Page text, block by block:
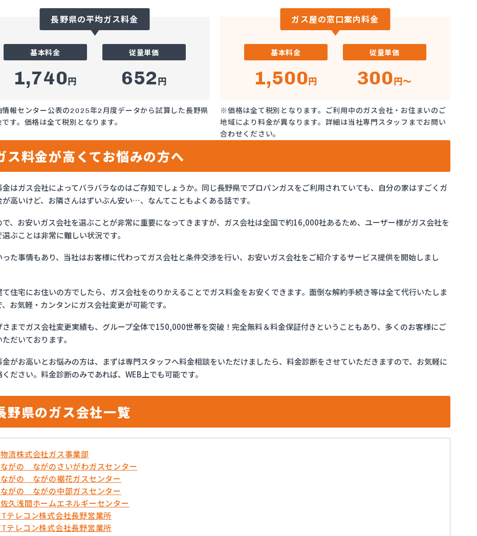
長野県の平均ガス料金
基本料金
1,740円
従量単価
652円
報センター公表の2025年2月度データから試算した長野県
す。価格は全て税別となります。
ガス屋の窓口案内料金
基本料金
1,500円
従量単価
300円～
※価格は全て税別となります。ご利用中のガス会社・お住まいのご
地域により料金が異なります。詳細は当社専門スタッフまでお問い
合わせください。
ス料金が高くてお悩みの方へ
金はガス会社によってバラバラなのはご存知でしょうか。同じ長野県でプロパンガスをご利用されていても、自分の家はすごくガ
が高いけど、お隣さんはずいぶん安い…、なんてこともよくある話です。
で、お安いガス会社を選ぶことが非常に重要になってきますが、ガス会社は全国で約16,000社あるため、ユーザー様がガス会社を
選ぶことは非常に難しい状況です。
った事情もあり、当社はお客様に代わってガス会社と条件交渉を行い、お安いガス会社をご紹介するサービス提供を開始しまし
て住宅にお住いの方でしたら、ガス会社をのりかえることでガス料金をお安くできます。面倒な解約手続き等は全て代行いたしま
、お気軽・カンタンにガス会社変更が可能です。
さまでガス会社変更実績も、グループ全体で150,000世帯を突破！完全無料＆料金保証付きということもあり、多くのお客様にご
だいております。
金がお高いとお悩みの方は、まずは専門スタッフへ料金相談をいただけましたら、料金診断をさせていただきますので、お気軽に
ください。料金診断のみであれば、WEB上でも可能です。
野県のガス会社一覧
流株式会社ガス事業部
がの ながのさいがわガスセンター
がの ながの裾花ガスセンター
がの ながの中部ガスセンター
久浅間ホームエネルギーセンター
テレコン株式会社長野営業所
テレコン株式会社長野営業所